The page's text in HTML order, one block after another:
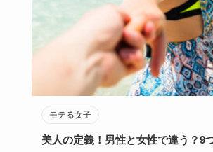
モテる女子
美人の定義！男性と女性で違う？9